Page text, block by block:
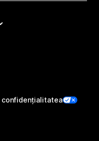
confidențialitatea